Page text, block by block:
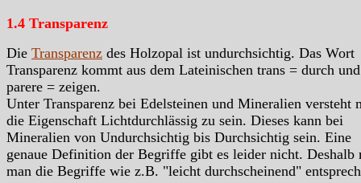
1.4 Transparenz
Die Transparenz des Holzopal ist undurchsichtig. Das Wort
Transparenz kommt aus dem Lateinischen trans = durch und
parere = zeigen.
Unter Transparenz bei Edelsteinen und Mineralien versteht
die Eigenschaft Lichtdurchlässig zu sein. Dieses kann bei
Mineralien von Undurchsichtig bis Durchsichtig sein. Eine
genaue Definition der Begriffe gibt es leider nicht. Deshalb
man die Begriffe wie z.B. "leicht durchscheinend"